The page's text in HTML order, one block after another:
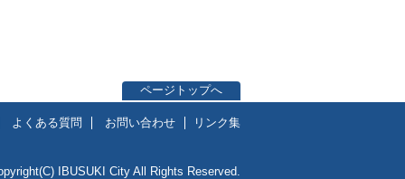
ページトップへ
よくある質問 お問い合わせ リンク集
IBUSUKI City All Rights Reserved.